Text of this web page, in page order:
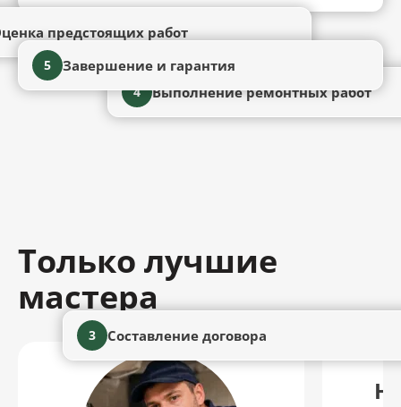
предстоящих работ
3 Составление договора
4 Выполнение ремонтных работ
5 Завершение и гарантия
Только лучшие
мастера